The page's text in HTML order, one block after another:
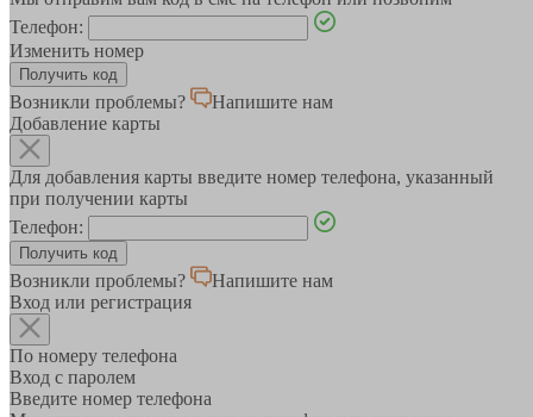
Телефон:
Изменить номер
Возникли проблемы?
Напишите нам
Добавление карты
Для добавления карты введите номер телефона, указанный
при получении карты
Телефон:
Возникли проблемы?
Напишите нам
Вход или регистрация
По номеру телефона
Вход с паролем
Введите номер телефона